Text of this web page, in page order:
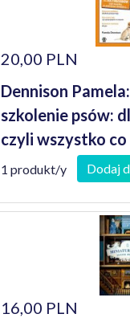
20,00 PLN
Dennison
szkolenie psów:
czyli wszystko
wiedzieć o...
1 produkt/y Dodaj
16,00 PLN